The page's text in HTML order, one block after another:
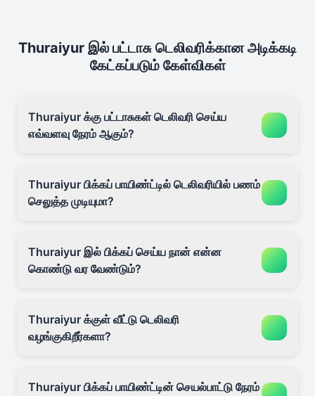
Thuraiyur இல் பட்டாசு டெலிவரிக்கான அடிக்கடி
கேட்கப்படும் கேள்விகள்
Thuraiyur க்கு பட்டாசுகள் டெலிவரி செய்ய
எவ்வளவு நேரம் ஆகும்?
Thuraiyur பிக்கப் பாயிண்ட்டில் டெலிவரியில் பணம்
செலுத்த முடியுமா?
Thuraiyur இல் பிக்கப் செய்ய நான் என்ன
கொண்டு வர வேண்டும்?
Thuraiyur க்குள் வீட்டு டெலிவரி
வழங்குகிறீர்களா?
Thuraiyur பிக்கப் பாயிண்ட்டின் செயல்பாட்டு நேரம்